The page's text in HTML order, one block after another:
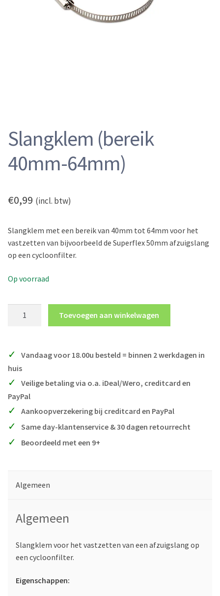
Zuigmonden
Afzuigslangen
Toepassing
Veiligheid
Mijn account
Slangklem (bereik
40mm-64mm)
€0,99 (incl. btw)
Slangklem met een bereik van 40mm tot 64mm voor het
vastzetten van bijvoorbeeld de Superflex 50mm afzuigslang
op een cycloonfilter.
Op voorraad
aantal
Toevoegen aan winkelwagen
Vandaag voor 18.00u besteld = binnen 2 werkdagen in
huis
Veilige betaling via o.a. iDeal/Wero, creditcard en
PayPal
Aankoopverzekering bij creditcard en PayPal
Same day-klantenservice & 30 dagen retourrecht
Beoordeeld met een 9+
Algemeen
Algemeen
Slangklem voor het vastzetten van een afzuigslang op
een cycloonfilter.
Eigenschappen: